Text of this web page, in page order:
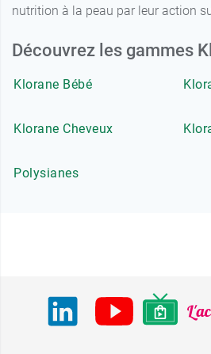
nutrition à la peau par leur action
Découvrez les gammes
Klorane Bébé
Klorane Cheveux
Polysianes